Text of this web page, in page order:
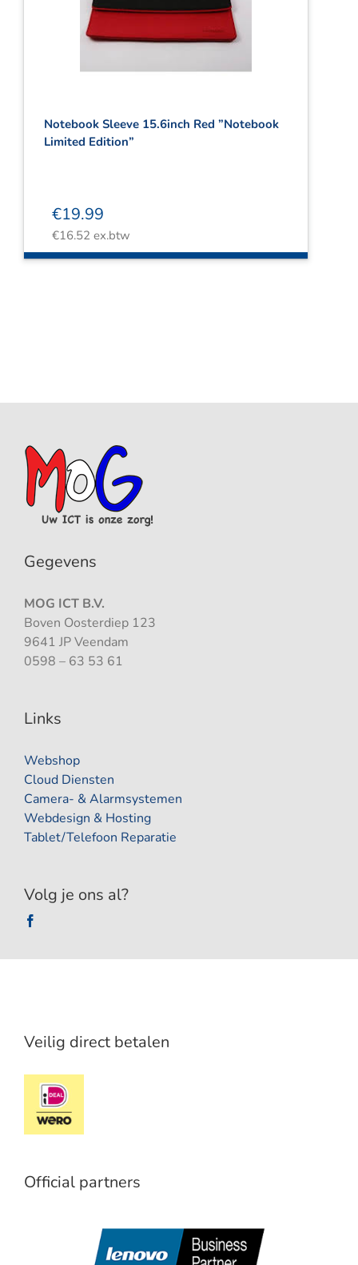
Notebook Sleeve 15.6inch Red ”Notebook
Limited Edition”
€19.99
€16.52 ex.btw
Gegevens
MOG ICT B.V.
Boven Oosterdiep 123
9641 JP Veendam
0598 – 63 53 61
Links
Webshop
Cloud Diensten
Camera- & Alarmsystemen
Webdesign & Hosting
Tablet/Telefoon Reparatie
Volg je ons al?
Veilig direct betalen
Official partners